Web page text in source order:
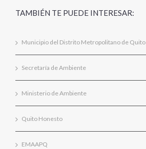
TAMBIÉN TE PUEDE INTERESAR:
Municipio del Distrito Metropolitano de Quito
Secretaría de Ambiente
Ministerio de Ambiente
Quito Honesto
EMAAPQ